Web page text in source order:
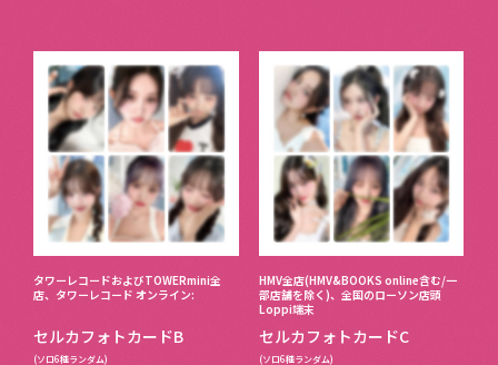
タワーレコードおよびTOWERmini全
店、タワーレコード オンライン:
セルカフォトカードB
(ソロ6種ランダム)
HMV全店(HMV&BOOKS online含む/一
部店舗を除く)、全国のローソン店頭
Loppi端末
セルカフォトカードC
(ソロ6種ランダム)